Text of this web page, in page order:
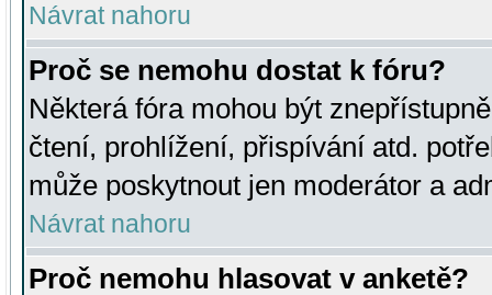
Návrat nahoru
Proč se nemohu dostat k fóru?
Některá fóra mohou být
čtení, prohlížení, přispívání atd.
může poskytnout jen moderátor a
Návrat nahoru
Proč nemohu hlasovat v anketě?